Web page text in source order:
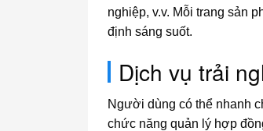
nghiệp, v.v. Mỗi trang sản
định sáng suốt.
Dịch vụ trải
Người dùng có thể nhanh
chức năng quản lý hợp